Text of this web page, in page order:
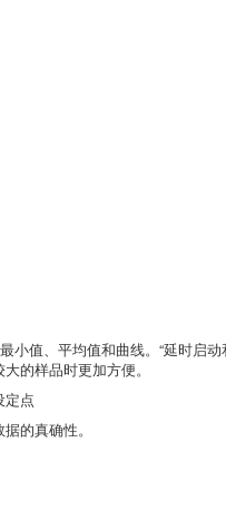
小值、平均值和曲线。“延时启
的样品时更加方便。
定点
的真确性。